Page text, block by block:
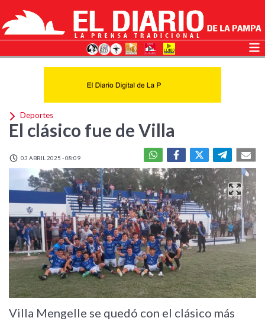
Deportes
El clásico fue de Villa
03 ABRIL 2025 - 08:09
Villa Mengelle se quedó con el clásico más